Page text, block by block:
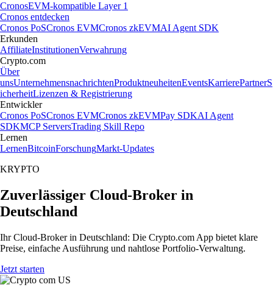
CronosEVM-kompatible Layer 1
Cronos entdecken
Cronos PoSCronos EVMCronos zkEVMAI Agent SDK
Erkunden
AffiliateInstitutionenVerwahrung
Crypto.com
Über
unsUnternehmensnachrichtenProduktneuheitenEventsKarrierePartnerS
icherheitLizenzen & Registrierung
Entwickler
Cronos PoSCronos EVMCronos zkEVMPay SDKAI Agent
SDKMCP ServersTrading Skill Repo
Lernen
LernenBitcoinForschungMarkt-Updates
KRYPTO
Zuverlässiger Cloud-Broker in
Deutschland
Ihr Cloud-Broker in Deutschland: Die Crypto.com App bietet klare
Preise, einfache Ausführung und nahtlose Portfolio-Verwaltung.
Jetzt starten